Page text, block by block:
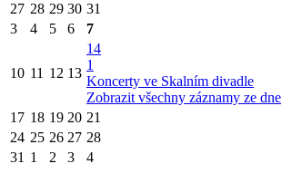
27 28 29 30 31
3
4 5 6 7
10 11 12 13
14
1
Koncerty ve Skalním divadle
Zobrazit všechny záznamy ze dne
17 18 19 20 21
24 25 26 27 28
31 1 2 3 4